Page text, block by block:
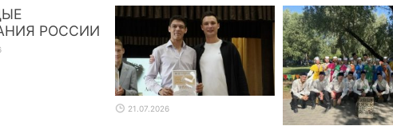
РОССИИ
21.07.2026